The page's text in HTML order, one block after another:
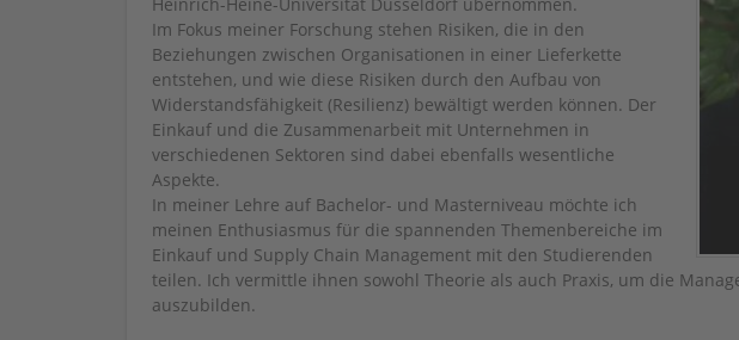
Im Fokus meiner Forschung stehen Risiken, die in den
Beziehungen zwischen Organisationen in einer Lieferkette
entstehen, und wie diese Risiken durch den Aufbau von
Widerstandsfähigkeit (Resilienz) bewältigt werden können. Der
Einkauf und die Zusammenarbeit mit Unternehmen in
verschiedenen Sektoren sind dabei ebenfalls wesentliche
Aspekte.
In meiner Lehre auf Bachelor- und Masterniveau möchte ich
meinen Enthusiasmus für die spannenden Themenbereiche im
Einkauf und Supply Chain Management mit den Studierenden
teilen. Ich vermittle ihnen sowohl Theorie als auch Praxis, um die
auszubilden.